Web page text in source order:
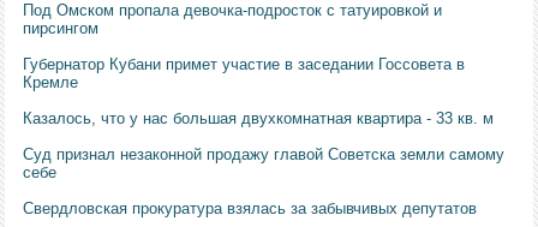
Под Омском пропала девочка-подросток с татуировкой и
пирсингом
Губернатор Кубани примет участие в заседании Госсовета в
Кремле
Казалось, что у нас большая двухкомнатная квартира - 33 кв. м
Суд признал незаконной продажу главой Советска земли самому
себе
Свердловская прокуратура взялась за забывчивых депутатов